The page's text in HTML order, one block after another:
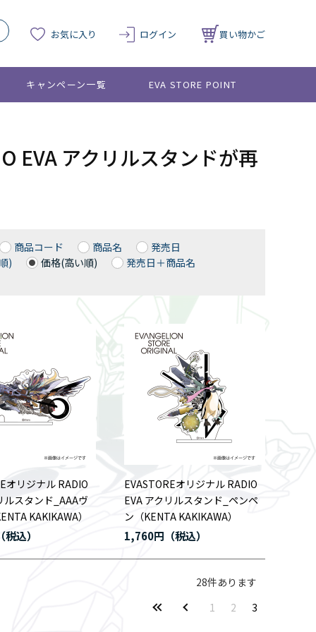
お気に入り ログイン 買い物かご
キャンペーン一覧 EVA STORE POINT
EVA アクリルスタンドが再
商品コード 商品名
発売日
)
価格(高い順) 発売日＋商品名
オリジナル RADIO
ルスタンド_AAAヴ
KAKIKAWA）
EVASTOREオリジナル RADIO
EVA アクリルスタンド_ペンペ
ン（KENTA KAKIKAWA）
1,760円
28件あります
1
2 3